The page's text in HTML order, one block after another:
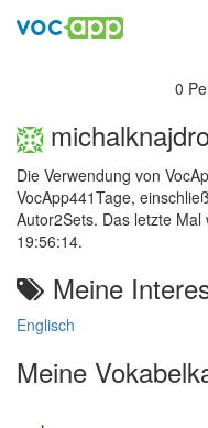
0
Die Verwendung von
VocApp441Tage,
Autor2Sets. Das letzte
19:56:14.
Meine
Englisch
Meine